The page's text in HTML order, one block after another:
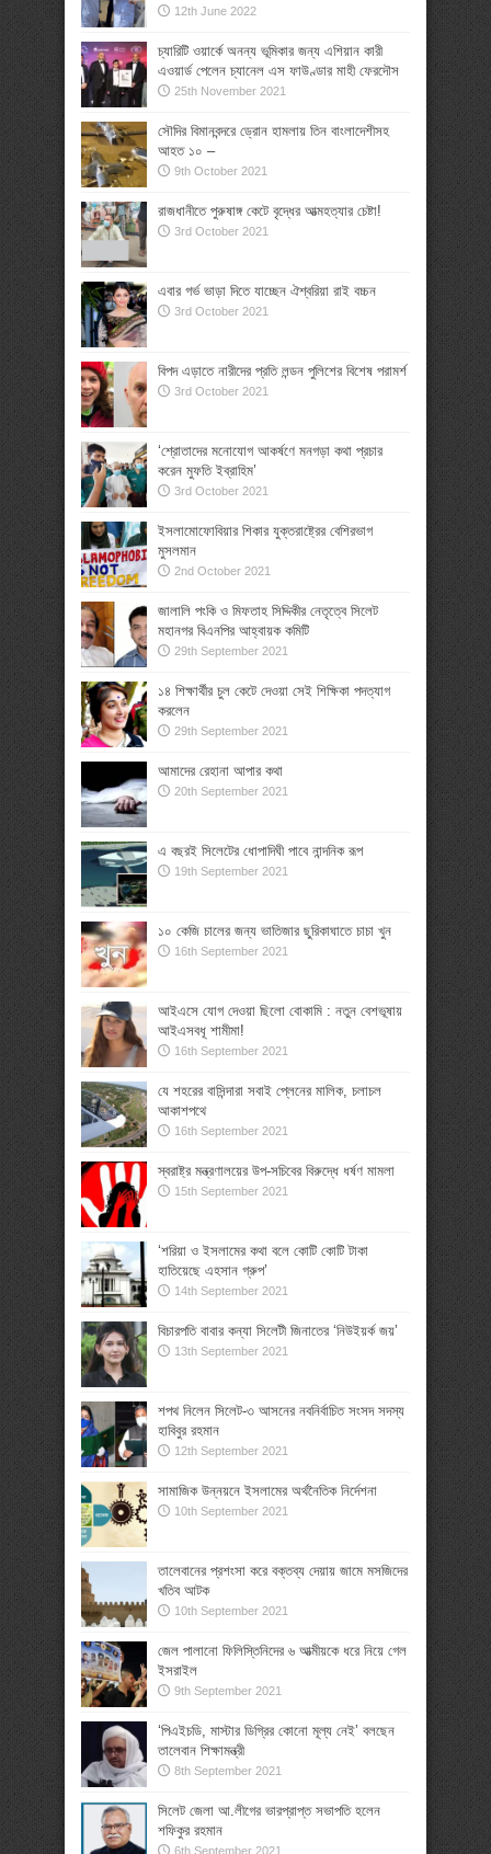
12th June 2022
চ্যারিটি ওয়ার্কে অনন্য ভূমিকার জন্য এশিয়ান কারী
এওয়ার্ড পেলেন চ্যানেল এস ফাউণ্ডার মাহী ফেরদৌস
25th November 2021
সৌদির বিমানবন্দরে ড্রোন হামলায় তিন বাংলাদেশীসহ
আহত ১০ –
9th October 2021
রাজধানীতে পুরুষাঙ্গ কেটে বৃদ্ধের আত্মহত্যার চেষ্টা!
3rd October 2021
এবার গর্ভ ভাড়া দিতে যাচ্ছেন ঐশ্বরিয়া রাই বচ্চন
3rd October 2021
বিপদ এড়াতে নারীদের প্রতি লন্ডন পুলিশের বিশেষ পরামর্শ
3rd October 2021
‘শ্রোতাদের মনোযোগ আকর্ষণে মনগড়া কথা প্রচার
করেন মুফতি ইব্রাহিম’
3rd October 2021
ইসলামোফোবিয়ার শিকার যুক্তরাষ্ট্রের বেশিরভাগ
মুসলমান
2nd October 2021
জালালি পংকি ও মিফতাহ সিদ্দিকীর নেতৃত্বে সিলেট
মহানগর বিএনপির আহ্বায়ক কমিটি
29th September 2021
১৪ শিক্ষার্থীর চুল কেটে দেওয়া সেই শিক্ষিকা পদত্যাগ
করলেন
29th September 2021
আমাদের রেহানা আপার কথা
20th September 2021
এ বছরই সিলেটের ধোপাদিঘী পাবে নান্দনিক রূপ
19th September 2021
১০ কেজি চালের জন্য ভাতিজার ছুরিকাঘাতে চাচা খুন
16th September 2021
আইএসে যোগ দেওয়া ছিলো বোকামি : নতুন বেশভূষায়
আইএসবধূ শামীমা!
16th September 2021
যে শহরের বাসিন্দারা সবাই প্লেনের মালিক, চলাচল
আকাশপথে
16th September 2021
স্বরাষ্ট্র মন্ত্রণালয়ের উপ-সচিবের বিরুদ্ধে ধর্ষণ মামলা
15th September 2021
‘শরিয়া ও ইসলামের কথা বলে কোটি কোটি টাকা
হাতিয়েছে এহসান গ্রুপ’
14th September 2021
বিচারপতি বাবার কন্যা সিলেটী জিনাতের ‘নিউইয়র্ক জয়’
13th September 2021
শপথ নিলেন সিলেট-৩ আসনের নবনির্বাচিত সংসদ সদস্য
হাবিবুর রহমান
12th September 2021
সামাজিক উন্নয়নে ইসলামের অর্থনৈতিক নির্দেশনা
10th September 2021
তালেবানের প্রশংসা করে বক্তব্য দেয়ায় জামে মসজিদের
খতিব আটক
10th September 2021
জেল পালানো ফিলিস্তিনিদের ৬ আত্মীয়কে ধরে নিয়ে গেল
ইসরাইল
9th September 2021
‘পিএইচডি, মাস্টার ডিগ্রির কোনো মূল্য নেই’ বলছেন
তালেবান শিক্ষামন্ত্রী
8th September 2021
সিলেট জেলা আ.লীগের ভারপ্রাপ্ত সভাপতি হলেন
শফিকুর রহমান
6th September 2021